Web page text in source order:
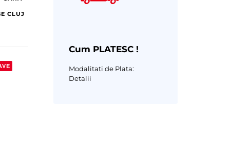
CLUJ
Cum PLATESC !
Modalitati de Plata:
Detalii